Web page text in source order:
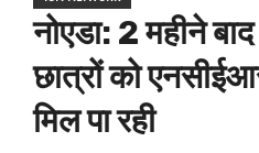
नोएडा: 2 महीने
छात्रों को
मिल पा रही